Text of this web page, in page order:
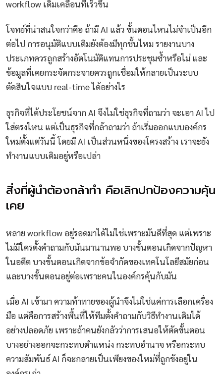
workflow เดิมเคลื่อนที่เร็วขึ้น
โจทย์ที่น่าสนใจกว่าคือ ถ้ามี AI แล้ว ขั้นตอนไหนไม่จำเป็นอีก
ต่อไป การอนุมัติแบบเดิมยังต้องมีทุกชั้นไหม รายงานบาง
ประเภทควรถูกสร้างอัตโนมัติแทนการประชุมซ้ำหรือไม่ และ
ข้อมูลที่เคยกระจัดกระจายควรถูกเชื่อมให้กลายเป็นระบบ
ตัดสินใจแบบ real-time ได้อย่างไร
ธุรกิจที่ได้ประโยชน์จาก AI จึงไม่ใช่ธุรกิจที่ถามว่า จะเอา AI ไป
ใส่ตรงไหน แต่เป็นธุรกิจที่กล้าถามว่า ถ้าเริ่มออกแบบองค์กร
ใหม่ตั้งแต่วันนี้ โดยมี AI เป็นส่วนหนึ่งของโครงสร้าง เราจะยัง
ทำงานแบบเดิมอยู่หรือเปล่า
สิ่งที่ผู้นำต้องกล้าทำ คือเลิกปกป้องความคุ้น
เคย
หลาย workflow อยู่รอดมาได้ไม่ใช่เพราะมันดีที่สุด แต่เพราะ
ไม่มีใครตั้งคำถามกับมันมานานพอ บางขั้นตอนเกิดจากปัญหา
ในอดีต บางขั้นตอนเกิดจากข้อจำกัดของเทคโนโลยีสมัยก่อน
และบางขั้นตอนอยู่ต่อเพราะคนในองค์กรคุ้นกับมัน
เมื่อ AI เข้ามา ความท้าทายของผู้นำจึงไม่ใช่แค่การเลือกเครื่อง
มือ แต่คือการสร้างพื้นที่ให้ทีมตั้งคำถามกับวิธีทำงานเดิมได้
อย่างปลอดภัย เพราะถ้าคนยังกลัวว่าการเสนอให้ตัดขั้นตอน
บางอย่างออกจะกระทบตำแหน่ง กระทบอำนาจ หรือกระทบ
ความสัมพันธ์ AI ก็จะกลายเป็นเพียงของใหม่ที่ถูกขังอยู่ใน